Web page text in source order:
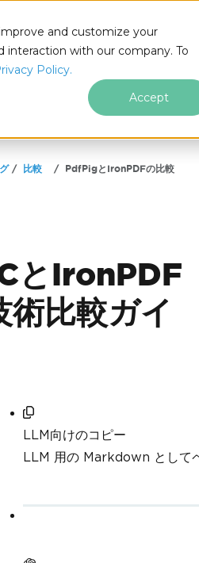
and customize your
interaction with our company. To
Policy.
Accept
プ 比較 PdfPigとIronPDFの比較
とIronPDF
術比較ガイ
LLM向けのコピー
LLM 用の Markdown として